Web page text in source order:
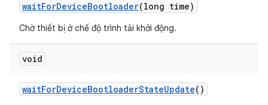
waitForDeviceBootloader(long time)
Chờ thiết bị ở chế độ trình tải khởi động.
void
waitForDeviceBootloaderStateUpdate()